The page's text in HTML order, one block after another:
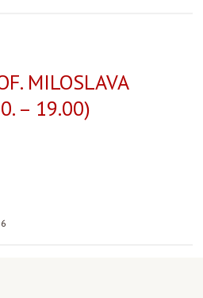
MILOSLAVA
– 19.00)